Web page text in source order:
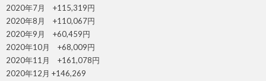
2020年7月 +115,319円
2020年8月 +110,067円
2020年9月 +60,459円
2020年10月 +68,009円
2020年11月 +161,078円
2020年12月 +146,269